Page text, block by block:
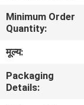
कारखाना
गुणवत्ता
Minimum Order
Quantity:
मूल्य:
Packaging
Details: